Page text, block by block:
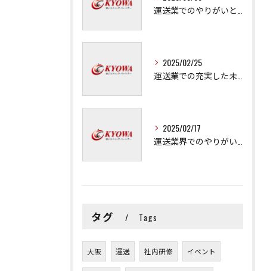
2025/02/25
2025/02/17
タグ Tags
大阪 運送 社内研修 イベント